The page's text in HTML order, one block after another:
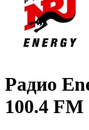
Радио
100.4 FM